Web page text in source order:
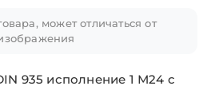
может отличаться от
935 исполнение 1 М24 с